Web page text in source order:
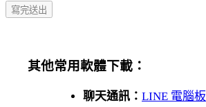
其他常用軟體下載：
聊天通訊： LINE 電腦板